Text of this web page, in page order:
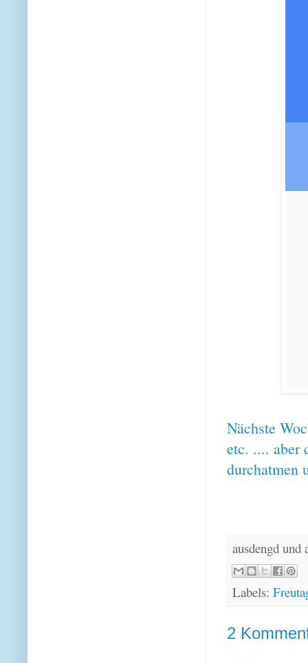
Nächste
etc. .... aber
durchatmen
ausdengd
Labels:
2